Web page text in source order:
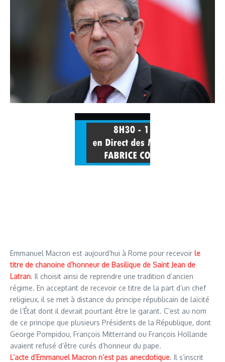
Emmanuel Macron est aujourd’hui à Rome pour recevoir le
titre de chanoine d’honneur de Basilique de Saint Jean de
Latran. Il choisit ainsi de reprendre une tradition d’ancien
régime. En acceptant de recevoir ce titre de la part d’un chef
religieux, il se met à distance du principe républicain de laïcité
de l’État dont il devrait pourtant être le garant. C’est au nom
de ce principe que plusieurs Présidents de la République, dont
George Pompidou, François Mitterrand ou François Hollande
avaient refusé d’être curés d’honneur du pape.
L’acte d’Emmanuel Macron n’est pas anecdotique. Il s’inscrit